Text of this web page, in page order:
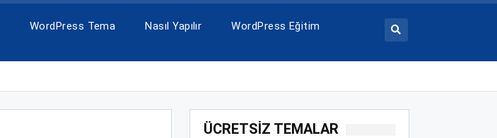
WordPress Tema Nasıl Yapılır
WordPress Eğitim
ÜCRETSİZ TEMALAR